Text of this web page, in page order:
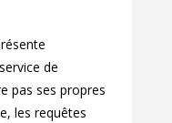
de
pas ses propres
les requêtes